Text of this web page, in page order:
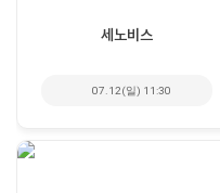
세노비스
07.12(일) 11:30